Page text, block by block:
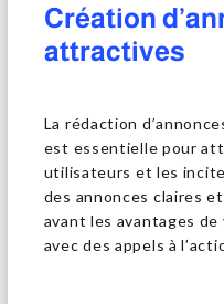
Création
attractives
La rédaction
est essentielle pour
utilisateurs et les
des annonces claires
avant les avantages
avec des appels à